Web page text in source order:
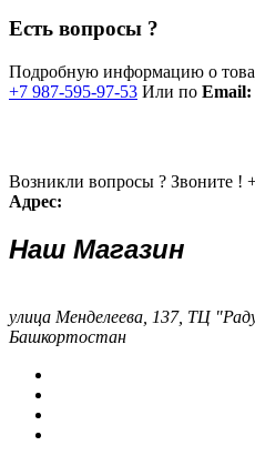
Есть вопросы ?
Подробную информацию о
+7 987-595-97-53 Или по Email:
Возникли вопросы ? Звоните !
Адрес:
Наш Магазин
улица Менделеева, 137, ТЦ
Башкортостан